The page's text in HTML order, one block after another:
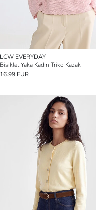
LCW EVERYDAY
Bisiklet Yaka Kadın Triko Kazak
16.99 EUR